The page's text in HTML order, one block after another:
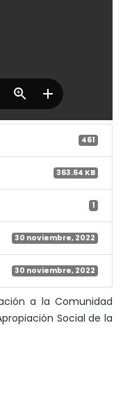
461
363.64 KB
1
30 noviembre, 2022
30 noviembre, 2022
a la Comunidad
Social de la